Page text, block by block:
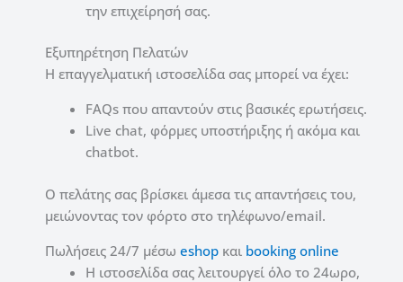
την επιχείρησή σας.
Εξυπηρέτηση Πελατών
Η επαγγελματική ιστοσελίδα σας μπορεί να έχει:
FAQs που απαντούν στις βασικές ερωτήσεις.
Live chat, φόρμες υποστήριξης ή ακόμα και
chatbot.
Ο πελάτης σας βρίσκει άμεσα τις απαντήσεις του,
μειώνοντας τον φόρτο στο τηλέφωνο/email.
Πωλήσεις 24/7 μέσω eshop και booking online
Η ιστοσελίδα σας λειτουργεί όλο το 24ωρο,